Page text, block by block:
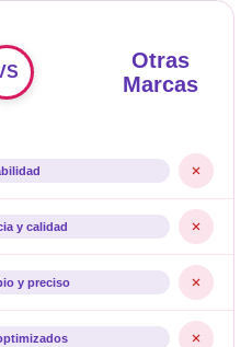
Otras
Marcas
y calidad
y preciso